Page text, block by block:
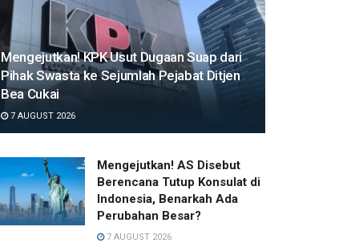
Mengejutkan! KPK Usut Dugaan Suap dari
Pihak Swasta ke Sejumlah Pejabat Ditjen
Bea Cukai
7 AUGUST 2026
Mengejutkan! AS Disebut
Berencana Tutup Konsulat di
Indonesia, Benarkah Ada
Perubahan Besar?
7 AUGUST 2026